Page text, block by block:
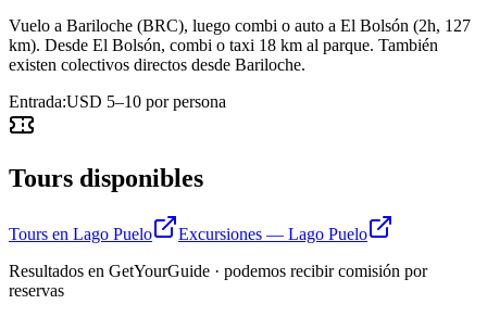
Vuelo a Bariloche (BRC), luego combi o auto a El Bolsón (2h, 127
km). Desde El Bolsón, combi o taxi 18 km al parque. También
existen colectivos directos desde Bariloche.
Entrada:USD 5–10 por persona
Tours disponibles
Tours en Lago Puelo
Excursiones — Lago Puelo
Resultados en GetYourGuide · podemos recibir comisión por
reservas